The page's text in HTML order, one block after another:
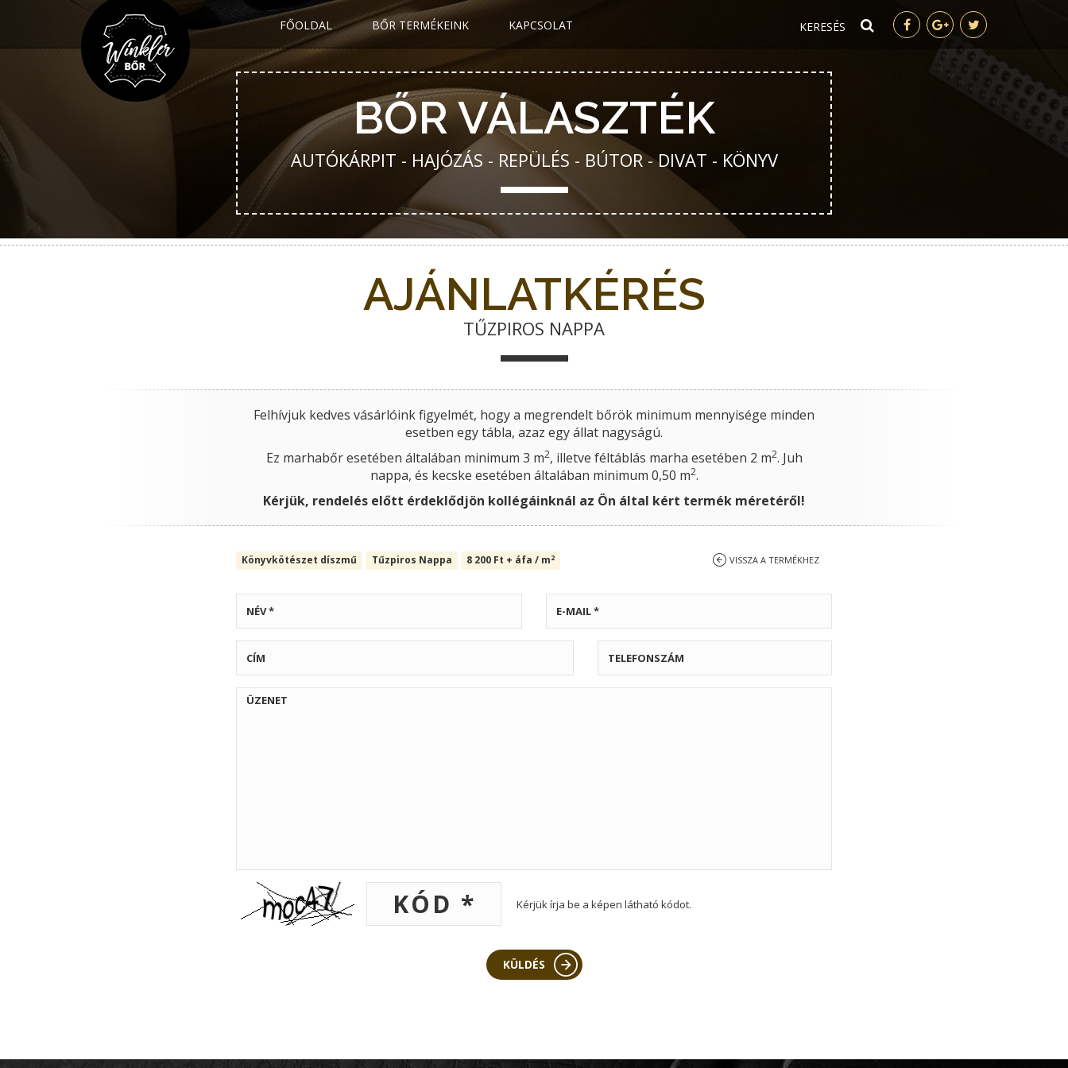
FŐOLDAL BŐR TERMÉKEINK KAPCSOLAT
BŐR VÁLASZTÉK
AUTÓKÁRPIT - HAJÓZÁS - REPÜLÉS - BÚTOR - DIVAT - KÖNYV
AJÁNLATKÉRÉS
TŰZPIROS NAPPA
Felhívjuk kedves vásárlóink figyelmét, hogy a megrendelt bőrök minimum mennyisége minden
esetben egy tábla, azaz egy állat nagyságú.
Ez marhabőr esetében általában minimum 3 m2, illetve féltáblás marha esetében 2 m2. Juh
nappa, és kecske esetében általában minimum 0,50 m2.
Kérjük, rendelés előtt érdeklődjön kollégáinknál az Ön által kért termék méretéről!
Könyvkötészet díszmű Tűzpiros Nappa 8 200 Ft + áfa / m2 VISSZA A TERMÉKHEZ
Kérjük írja be a képen látható kódot.
KÜLDÉS